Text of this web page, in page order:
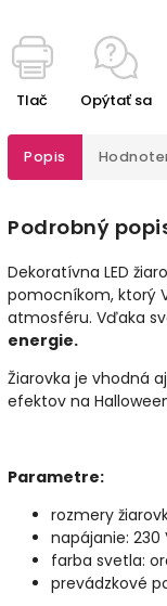
Tlač Opýtať sa
Popis
Podrobný
Dekoratívna LED
pomocníkom, ktorý
atmosféru. Vďaka
energie.
Žiarovka je vhodná
efektov na
Parametre:
rozmery
napájanie: 230
farba svetla:
prevádzkové